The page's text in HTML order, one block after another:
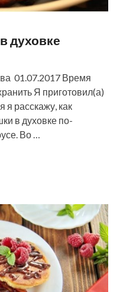
духовке
01.07.2017 Время
Я приготовил(а)
я расскажу, как
в духовке по-
Во …